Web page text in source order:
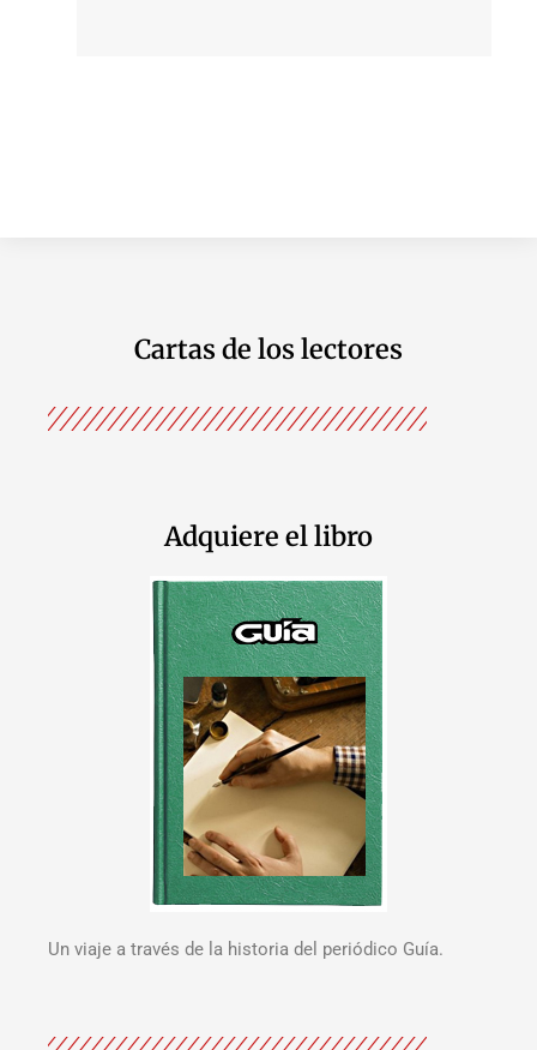
Cartas de los lectores
Adquiere el libro
Un viaje a través de la historia del periódico Guía.